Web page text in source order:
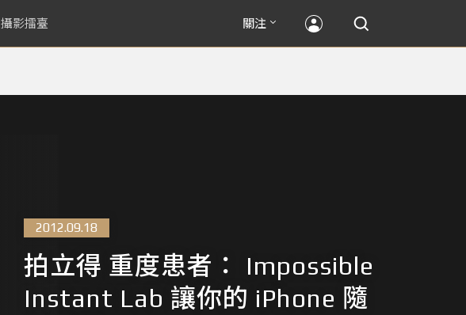
攝影擂臺 關注
2012.09.18
拍立得 重度患者： Impossible
Instant Lab 讓你的 iPhone 隨